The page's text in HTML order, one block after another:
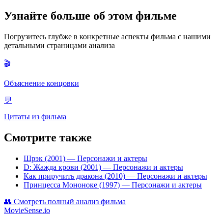
Узнайте больше об этом фильме
Погрузитесь глубже в конкретные аспекты фильма с нашими
детальными страницами анализа
🎬
Объяснение концовки
💬
Цитаты из фильма
Смотрите также
Шрэк (2001) — Персонажи и актеры
D: Жажда крови (2001) — Персонажи и актеры
Как приручить дракона (2010) — Персонажи и актеры
Принцесса Мононоке (1997) — Персонажи и актеры
👥 Смотреть полный анализ фильма
MovieSense.io